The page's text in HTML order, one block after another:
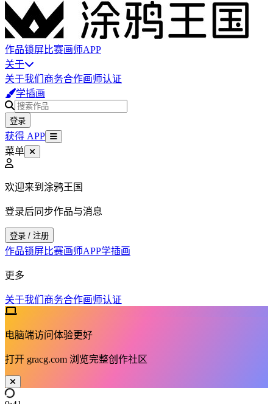
作品锁屏比赛画师APP
关于
关于我们 商务合作画师认证
学插画
登录
获得 APP
菜单
欢迎来到涂鸦王国
登录后同步作品与消息
登录 / 注册
作品锁屏比赛画师APP学插画
更多
关于我们 商务合作画师认证
电脑端访问体验更好
打开 gracg.com 浏览完整创作社区